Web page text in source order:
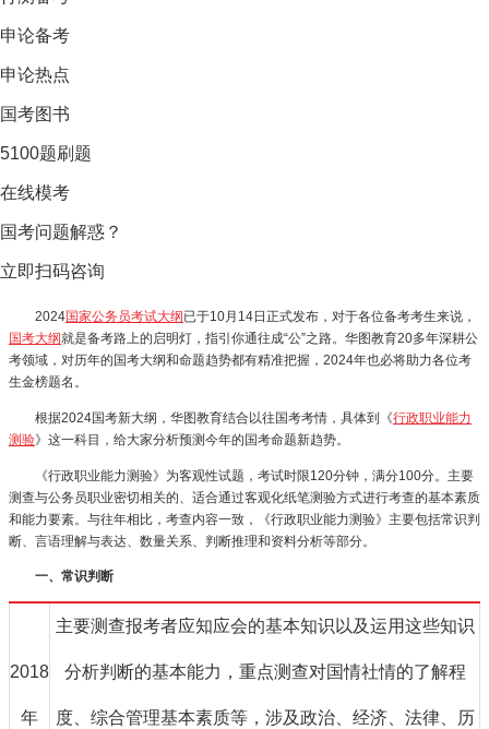
申论备考
申论热点
国考图书
5100题刷题
在线模考
国考问题解惑？
立即扫码咨询
2024国家公务员考试大纲 已于10月14日正式发布，对于各位备考考生来说，
国考大纲就是备考路上的启明灯，指引你通往成“公”之路。华图教育20多年深耕公
考领域，对历年的国考大纲和命题趋势都有精准把握，2024年也必将助力各位考
生金榜题名。
根据2024国考新大纲，华图教育结合以往国考考情，具体到《行政职业能力
测验》这一科目，给大家分析预测今年的国考命题新趋势。
《行政职业能力测验》为客观性试题，考试时限120分钟，满分100分。主要
测查与公务员职业密切相关的、适合通过客观化纸笔测验方式进行考查的基本素质
和能力要素。与往年相比，考查内容一致，《行政职业能力测验》主要包括常识判
断、言语理解与表达、数量关系、判断推理和资料分析等部分。
一、常识判断
2018
年
主要测查报考者应知应会的基本知识以及运用这些知识
分析判断的基本能力，重点测查对国情社情的了解程
度、综合管理基本素质等，涉及政治、经济、法律、历